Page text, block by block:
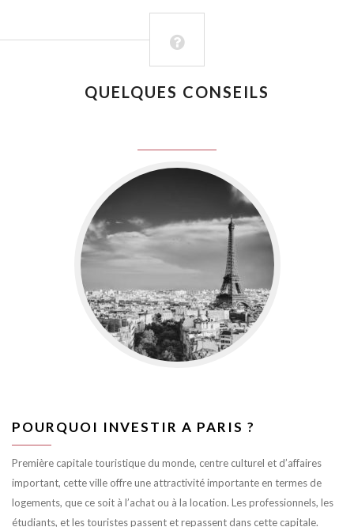
QUELQUES CONSEILS
POURQUOI INVESTIR A PARIS ?
Première capitale touristique du monde, centre culturel et d’affaires
important, cette ville offre une attractivité importante en termes de
logements, que ce soit à l’achat ou à la location. Les professionnels, les
étudiants, et les touristes passent et repassent dans cette capitale.